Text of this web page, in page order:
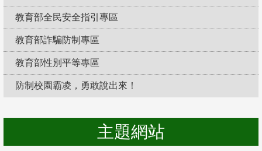
教育部全民安全指引專區
教育部詐騙防制專區
教育部性別平等專區
防制校園霸凌，勇敢說出來！
主題網站